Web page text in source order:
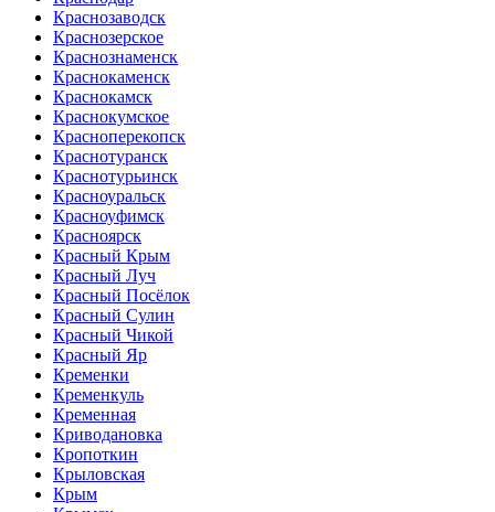
Краснозаводск
Краснозерское
Краснознаменск
Краснокаменск
Краснокамск
Краснокумское
Красноперекопск
Краснотуранск
Краснотурьинск
Красноуральск
Красноуфимск
Красноярск
Красный Крым
Красный Луч
Красный Посёлок
Красный Сулин
Красный Чикой
Красный Яр
Кременки
Кременкуль
Кременная
Криводановка
Кропоткин
Крыловская
Крым